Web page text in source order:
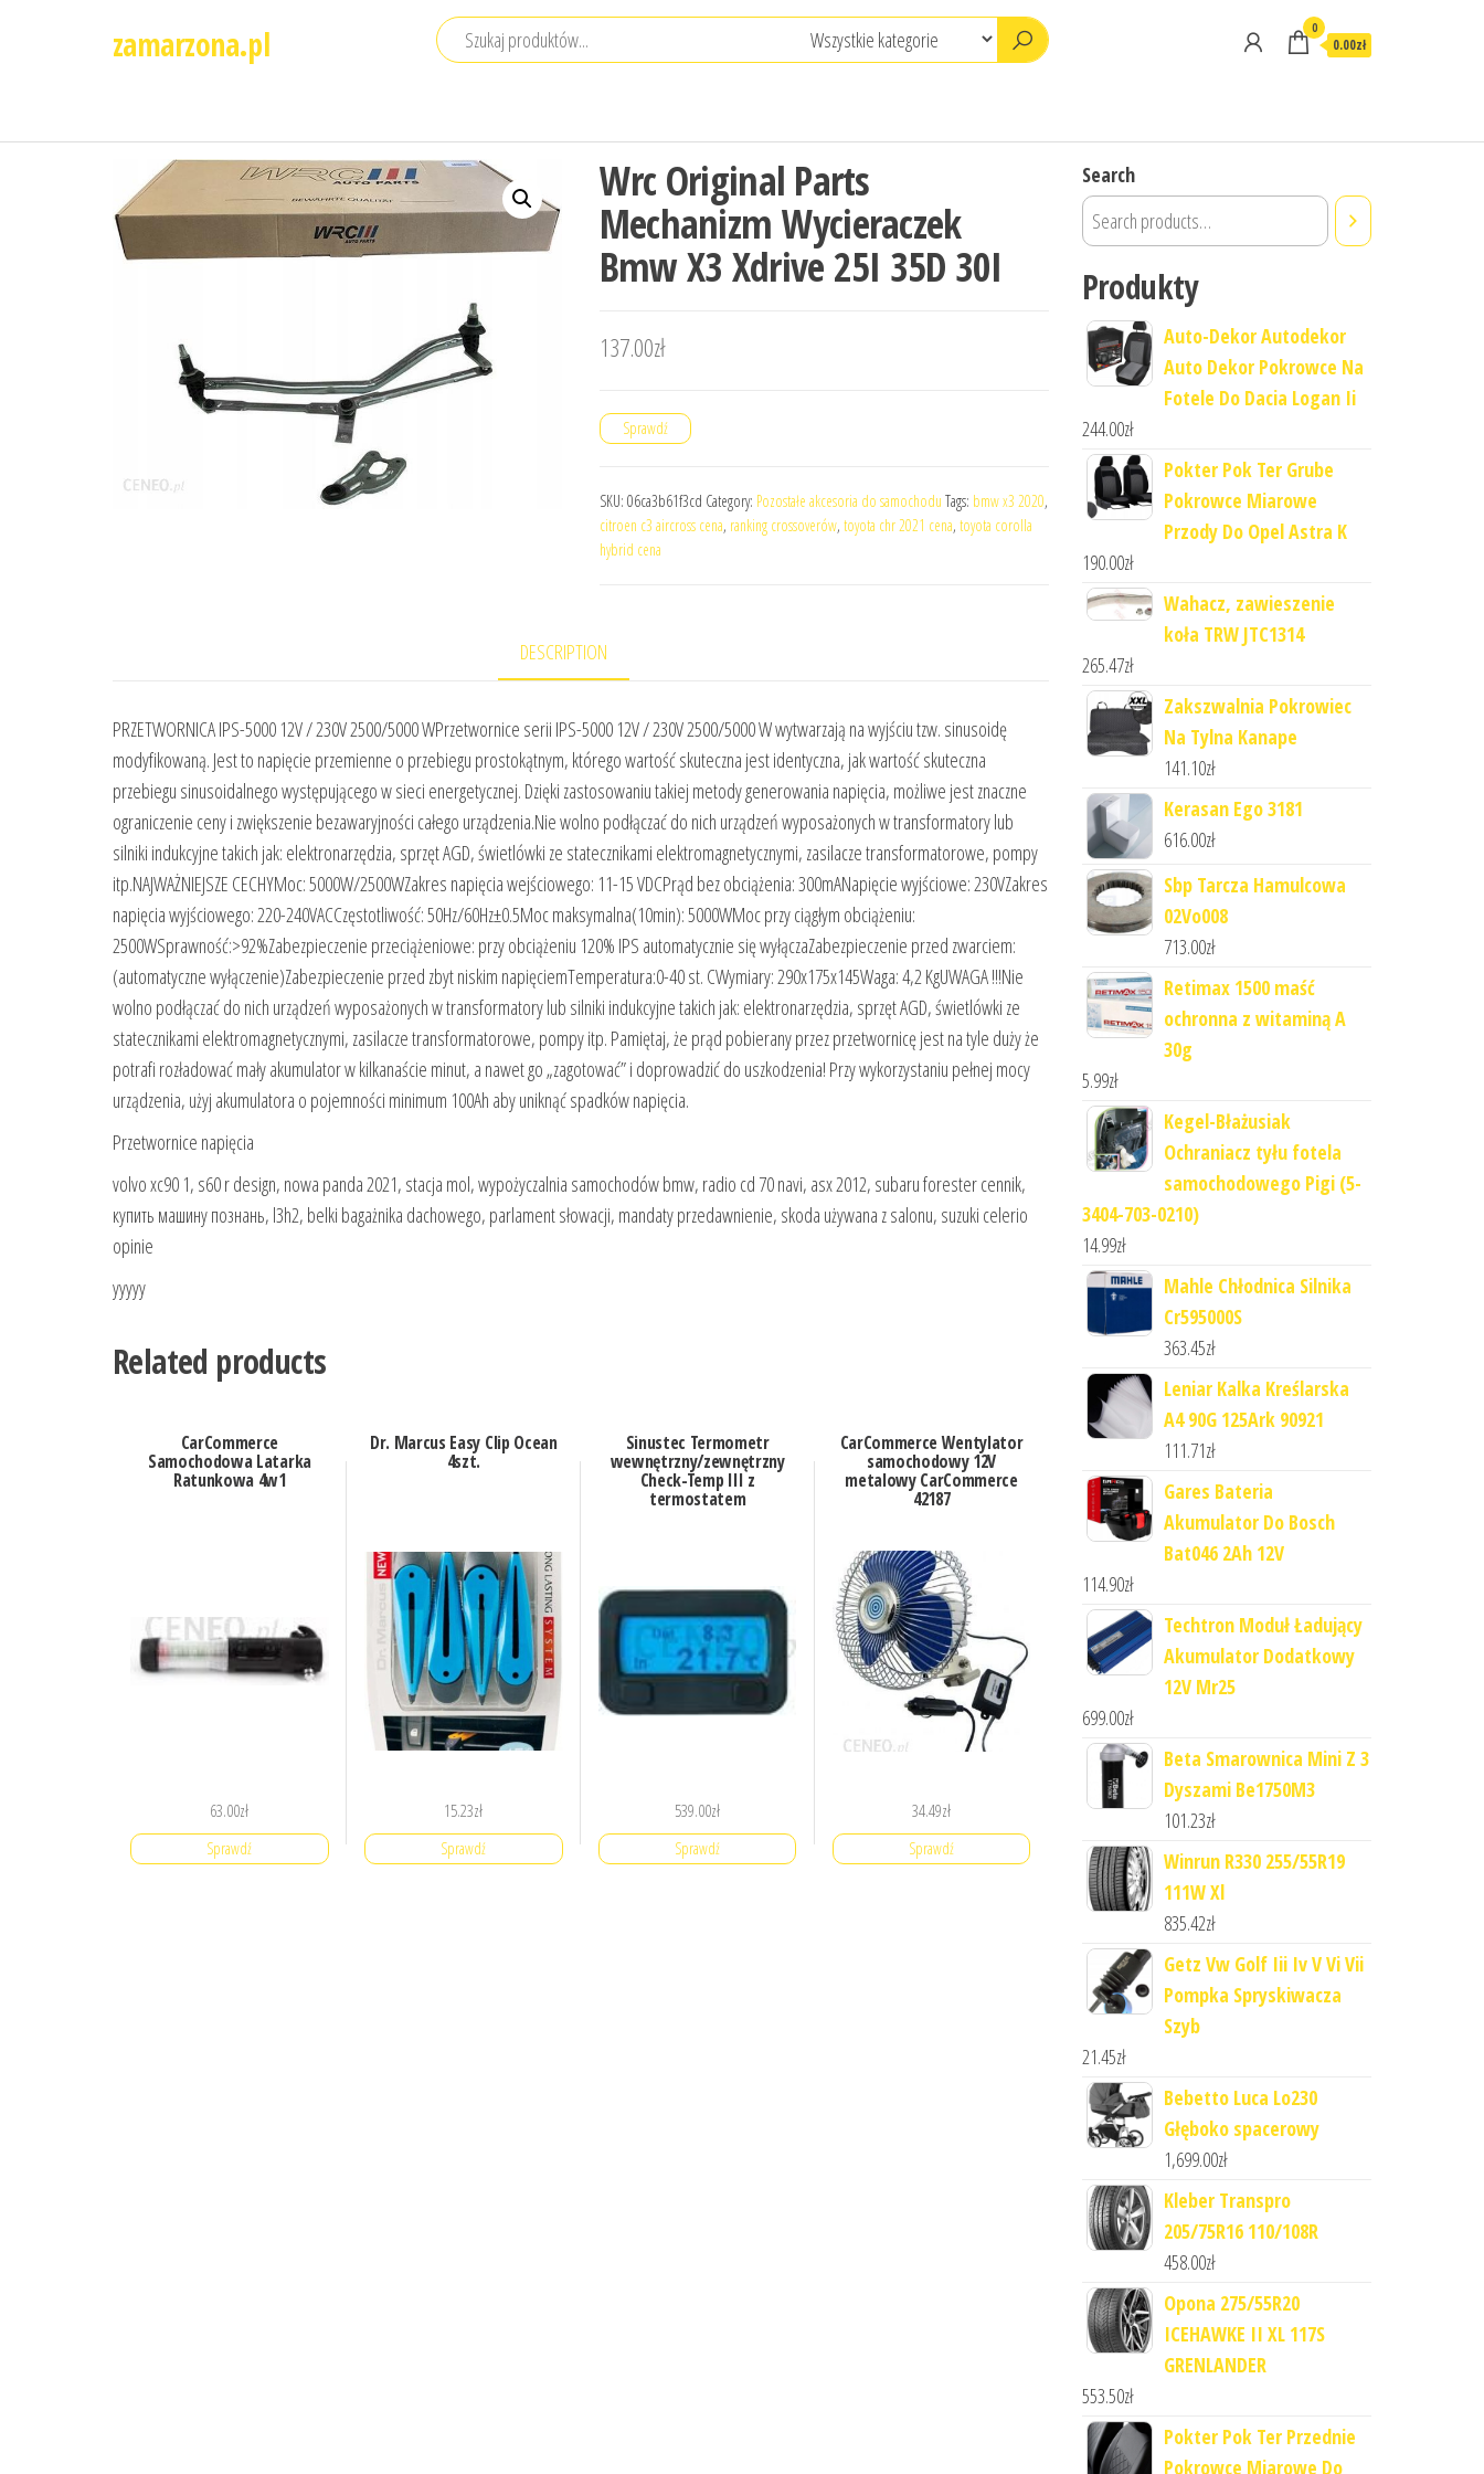
zamarzona.pl 0
0.00zł
Wrc Original Parts
Mechanizm Wycieraczek
Bmw X3 Xdrive 25I 35D 30I
137.00zł
Sprawdź
SKU: 06ca3b61f3cd Category: Pozostałe akcesoria do samochodu Tags: bmw x3 2020,
citroen c3 aircross cena, ranking crossoverów, toyota chr 2021 cena, toyota corolla
hybrid cena
DESCRIPTION
PRZETWORNICA IPS-5000 12V / 230V 2500/5000 WPrzetwornice serii IPS-5000 12V / 230V 2500/5000 W wytwarzają na wyjściu tzw. sinusoidę
modyfikowaną. Jest to napięcie przemienne o przebiegu prostokątnym, którego wartość skuteczna jest identyczna, jak wartość skuteczna
przebiegu sinusoidalnego występującego w sieci energetycznej. Dzięki zastosowaniu takiej metody generowania napięcia, możliwe jest znaczne
ograniczenie ceny i zwiększenie bezawaryjności całego urządzenia.Nie wolno podłączać do nich urządzeń wyposażonych w transformatory lub
silniki indukcyjne takich jak: elektronarzędzia, sprzęt AGD, świetlówki ze statecznikami elektromagnetycznymi, zasilacze transformatorowe, pompy
itp.NAJWAŻNIEJSZE CECHYMoc: 5000W/2500WZakres napięcia wejściowego: 11-15 VDCPrąd bez obciążenia: 300mANapięcie wyjściowe: 230VZakres
napięcia wyjściowego: 220-240VACCzęstotliwość: 50Hz/60Hz±0.5Moc maksymalna(10min): 5000WMoc przy ciągłym obciążeniu:
2500WSprawność:>92%Zabezpieczenie przeciążeniowe: przy obciążeniu 120% IPS automatycznie się wyłączaZabezpieczenie przed zwarciem:
(automatyczne wyłączenie)Zabezpieczenie przed zbyt niskim napięciemTemperatura:0-40 st. CWymiary: 290x175x145Waga: 4,2 KgUWAGA !!!Nie
wolno podłączać do nich urządzeń wyposażonych w transformatory lub silniki indukcyjne takich jak: elektronarzędzia, sprzęt AGD, świetlówki ze
statecznikami elektromagnetycznymi, zasilacze transformatorowe, pompy itp. Pamiętaj, że prąd pobierany przez przetwornicę jest na tyle duży że
potrafi rozładować mały akumulator w kilkanaście minut, a nawet go „zagotować” i doprowadzić do uszkodzenia! Przy wykorzystaniu pełnej mocy
urządzenia, użyj akumulatora o pojemności minimum 100Ah aby uniknąć spadków napięcia.
Przetwornice napięcia
volvo xc90 1, s60 r design, nowa panda 2021, stacja mol, wypożyczalnia samochodów bmw, radio cd 70 navi, asx 2012, subaru forester cennik,
купить машину познань, l3h2, belki bagażnika dachowego, parlament słowacji, mandaty przedawnienie, skoda używana z salonu, suzuki celerio
opinie
yyyyy
Related products
CarCommerce
Samochodowa Latarka
Ratunkowa 4w1
63.00zł
Sprawdź
Dr. Marcus Easy Clip Ocean
4szt.
15.23zł
Sprawdź
Sinustec Termometr
wewnętrzny/zewnętrzny
Check-Temp III z
termostatem
539.00zł
Sprawdź
CarCommerce Wentylator
samochodowy 12V
metalowy CarCommerce
42187
34.49zł
Sprawdź
Search
Produkty
Auto-Dekor Autodekor
Auto Dekor Pokrowce Na
Fotele Do Dacia Logan Ii
244.00zł
Pokter Pok Ter Grube
Pokrowce Miarowe
Przody Do Opel Astra K
190.00zł
Wahacz, zawieszenie
koła TRW JTC1314
265.47zł
Zakszwalnia Pokrowiec
Na Tylna Kanape
141.10zł
Kerasan Ego 3181
616.00zł
Sbp Tarcza Hamulcowa
02Vo008
713.00zł
Retimax 1500 maść
ochronna z witaminą A
30g
5.99zł
Kegel-Błażusiak
Ochraniacz tyłu fotela
samochodowego Pigi (5-
3404-703-0210)
14.99zł
Mahle Chłodnica Silnika
Cr595000S
363.45zł
Leniar Kalka Kreślarska
A4 90G 125Ark 90921
111.71zł
Gares Bateria
Akumulator Do Bosch
Bat046 2Ah 12V
114.90zł
Techtron Moduł Ładujący
Akumulator Dodatkowy
12V Mr25
699.00zł
Beta Smarownica Mini Z 3
Dyszami Be1750M3
101.23zł
Winrun R330 255/55R19
111W Xl
835.42zł
Getz Vw Golf Iii Iv V Vi Vii
Pompka Spryskiwacza
Szyb
21.45zł
Bebetto Luca Lo230
Głęboko spacerowy
1,699.00zł
Kleber Transpro
205/75R16 110/108R
458.00zł
Opona 275/55R20
ICEHAWKE II XL 117S
GRENLANDER
553.50zł
Pokter Pok Ter Przednie
Pokrowce Miarowe Do